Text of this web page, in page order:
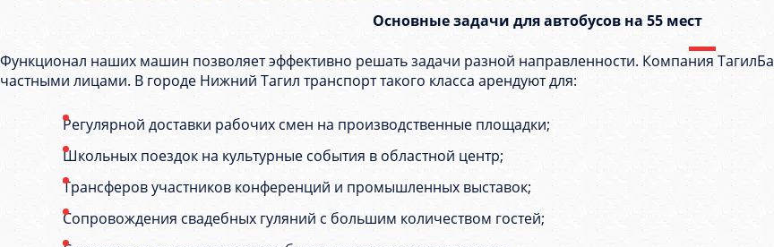
Основные задачи для автобусов на 55 мест
Функционал наших машин позволяет эффективно решать задачи разной направленности. Компания
частными лицами. В городе Нижний Тагил транспорт такого класса арендуют для:
Регулярной доставки рабочих смен на производственные площадки;
Школьных поездок на культурные события в областной центр;
Трансферов участников конференций и промышленных выставок;
Сопровождения свадебных гуляний с большим количеством гостей;